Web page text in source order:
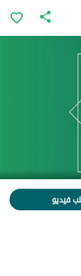
فيديو